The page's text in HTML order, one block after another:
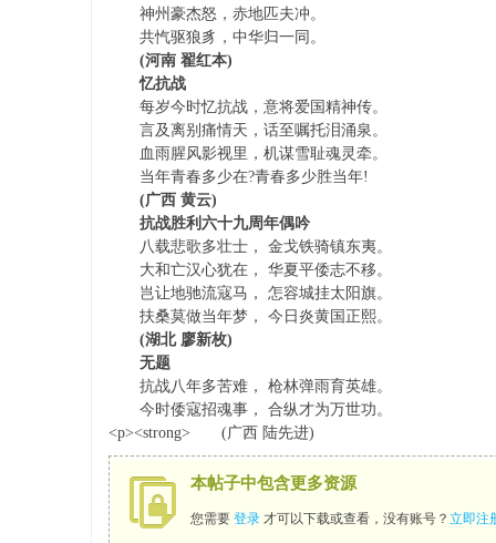
神州豪杰怒，赤地匹夫冲。
共忾驱狼豸，中华归一同。
(河南 翟红本)
忆抗战
每岁今时忆抗战，意将爱国精神传。
言及离别痛情天，话至嘱托泪涌泉。
血雨腥风影视里，机谋雪耻魂灵牵。
当年青春多少在?青春多少胜当年!
(广西 黄云)
抗战胜利六十九周年偶吟
八载悲歌多壮士， 金戈铁骑镇东夷。
大和亡汉心犹在， 华夏平倭志不移。
岂让地驰流寇马， 怎容城挂太阳旗。
扶桑莫做当年梦， 今日炎黄国正熙。
(湖北 廖新枚)
无题
抗战八年多苦难， 枪林弹雨育英雄。
今时倭寇招魂事， 合纵才为万世功。
<p><strong> (广西 陆先进)
本帖子中包含更多资源
您需要 登录 才可以下载或查看，没有账号？ 立即注